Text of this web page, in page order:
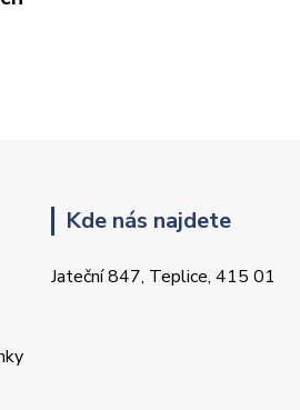
Kde nás najdete
Jateční 847, Teplice, 415 01